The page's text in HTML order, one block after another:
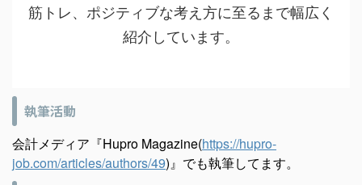
筋トレ、ポジティブな考え方に至るまで幅広く
紹介しています。
執筆活動
会計メディア『Hupro Magazine(https://hupro-
job.com/articles/authors/49)』でも執筆してます。